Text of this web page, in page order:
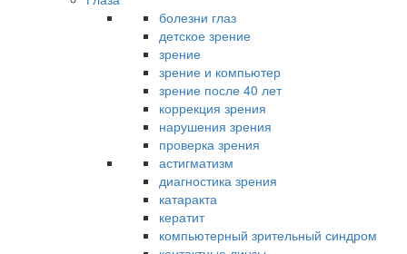
болезни глаз
детское зрение
зрение
зрение и компьютер
зрение после 40 лет
коррекция зрения
нарушения зрения
проверка зрения
астигматизм
диагностика зрения
катаракта
кератит
компьютерный зрительный синдром